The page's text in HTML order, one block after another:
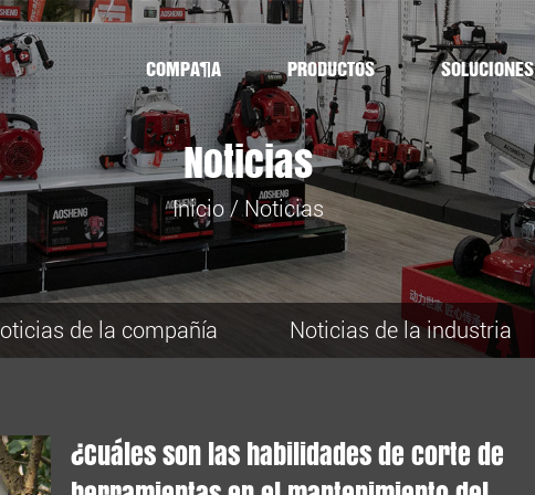
COMPAÑÍA PRODUCTOS SOLUCIONES
Noticias
Inicio/Noticias
de la compañía Noticias de la industria
¿Cuáles son las habilidades de corte de